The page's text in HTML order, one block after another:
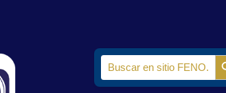
Search
for: